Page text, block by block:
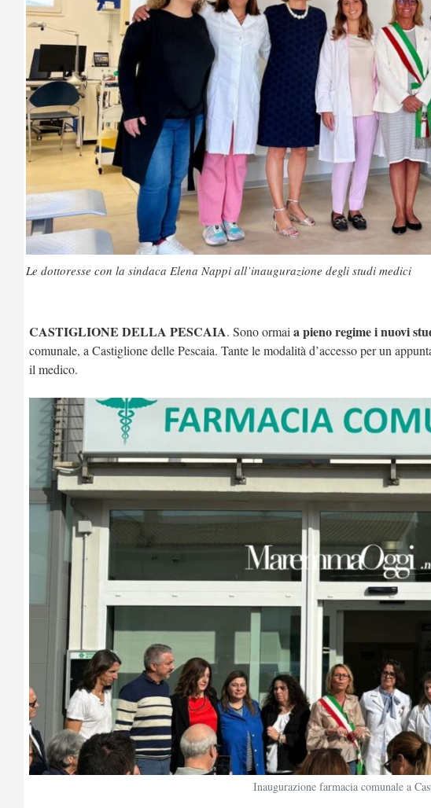
Le dottoresse con la sindaca Elena Nappi all’inaugurazione degli studi medici
CASTIGLIONE DELLA PESCAIA. Sono ormai a pieno regime i nuovi
comunale, a Castiglione delle Pescaia. Tante le modalità d’accesso per un
il medico.
Inaugurazione farmacia comunale a